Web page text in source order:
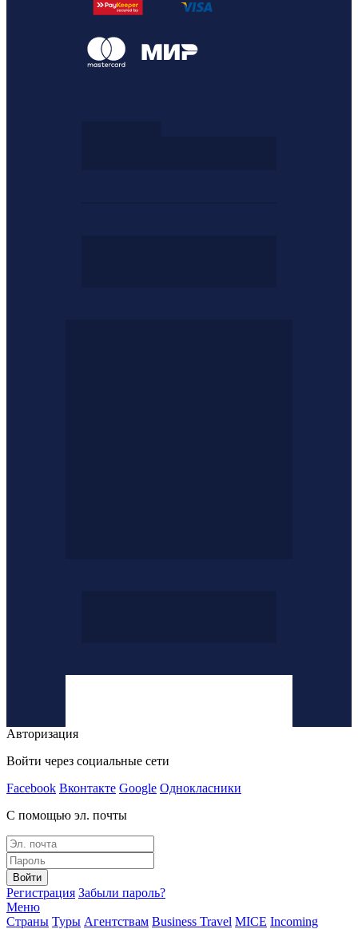
Авторизация
Войти через социальные сети
Facebook Вконтакте Google Однокласники
С помощью эл. почты
Войти
Регистрация Забыли пароль?
Меню
Страны Туры Агентствам Business Travel MICE Incoming